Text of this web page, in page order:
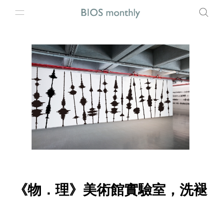
《物．理》美術館實驗室，洗褪